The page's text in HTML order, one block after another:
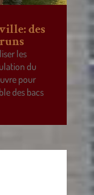
des
les
du
pour
des bacs